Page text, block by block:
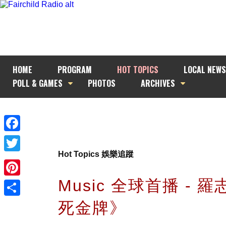
HOME PROGRAM HOT TOPICS
LOCAL NEWS
POLL & GAMES
PHOTOS ARCHIVES
Facebook
Twitter
Pinterest
Hot Topics 娛樂追蹤
Music 全球首播 - 羅
死金牌》